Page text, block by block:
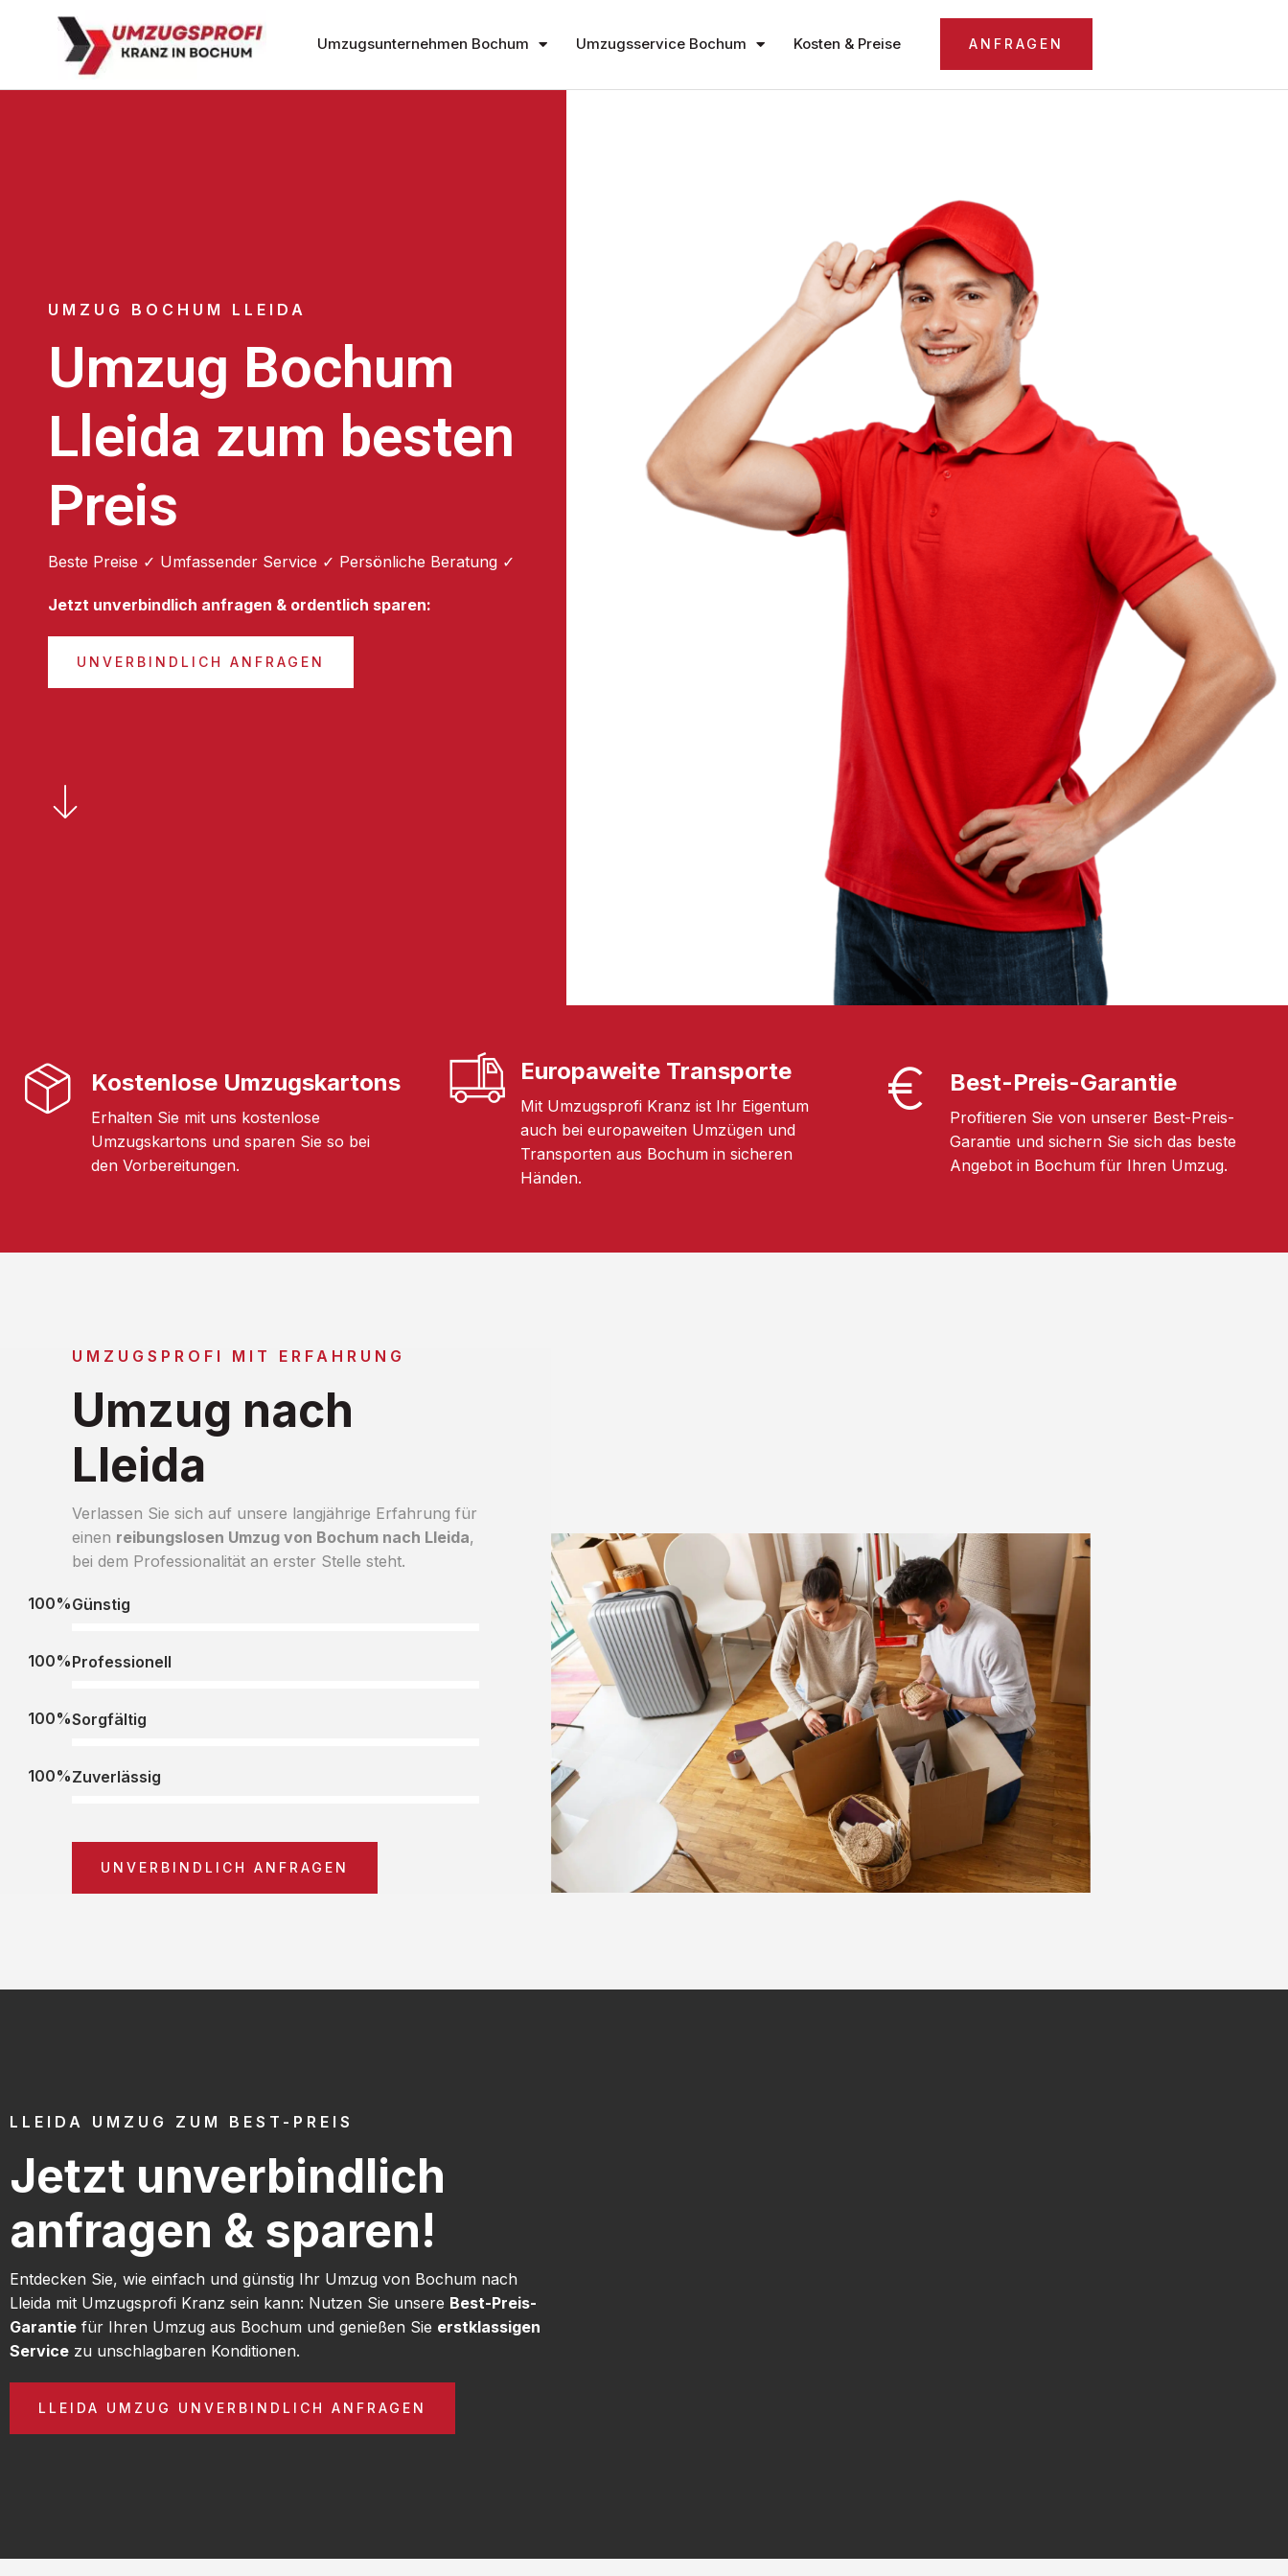
Umzugsunternehmen Bochum Umzugsservice Bochum Kosten & Preise ANFRAGEN
UMZUG BOCHUM LLEIDA
Umzug Bochum
Lleida zum besten
Preis
Beste Preise ✓ Umfassender Service ✓ Persönliche Beratung ✓
Jetzt unverbindlich anfragen & ordentlich sparen:
UNVERBINDLICH ANFRAGEN
Kostenlose Umzugskartons
Erhalten Sie mit uns kostenlose
Umzugskartons und sparen Sie so bei
den Vorbereitungen.
Europaweite Transporte
Mit Umzugsprofi Kranz ist Ihr Eigentum
auch bei europaweiten Umzügen und
Transporten aus Bochum in sicheren
Händen.
Best-Preis-Garantie
Profitieren Sie von unserer Best-Preis-
Garantie und sichern Sie sich das beste
Angebot in Bochum für Ihren Umzug.
UMZUGSPROFI MIT ERFAHRUNG
Umzug nach
Lleida
Verlassen Sie sich auf unsere langjährige Erfahrung für
einen reibungslosen Umzug von Bochum nach Lleida,
bei dem Professionalität an erster Stelle steht.
Günstig
100%
Professionell
100%
Sorgfältig
100%
Zuverlässig
100%
UNVERBINDLICH ANFRAGEN
LLEIDA UMZUG ZUM BEST-PREIS
Jetzt unverbindlich
anfragen & sparen!
Entdecken Sie, wie einfach und günstig Ihr Umzug von Bochum nach
Lleida mit Umzugsprofi Kranz sein kann: Nutzen Sie unsere Best-Preis-
Garantie für Ihren Umzug aus Bochum und genießen Sie erstklassigen
Service zu unschlagbaren Konditionen.
LLEIDA UMZUG UNVERBINDLICH ANFRAGEN